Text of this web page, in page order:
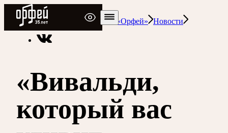
Радио Орфей
Радио классической музыки «Орфей»
Новости
«Вивальди,
который вас